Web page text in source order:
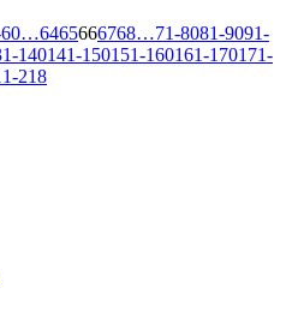
…6465666768…71-8081-9091-
140141-150151-160161-170171-
218